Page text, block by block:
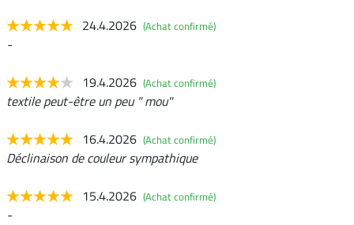
24.4.2026 (Achat confirmé)
-
19.4.2026 (Achat confirmé)
textile peut-être un peu " mou"
16.4.2026 (Achat confirmé)
Déclinaison de couleur sympathique
15.4.2026 (Achat confirmé)
-